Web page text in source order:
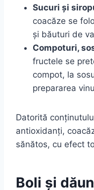
Sucuri și
coacăze se
și băuturi de
Compoturi,
fructele se
compot, la
prepararea
Datorită
antioxidanți,
sănătos, cu efect
Boli și